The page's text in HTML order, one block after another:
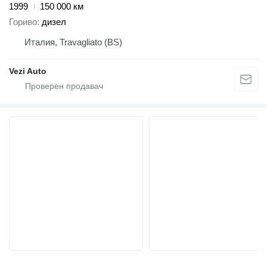
1999
150 000 км
Гориво дизел
Италия, Travagliato (BS)
Vezi Auto